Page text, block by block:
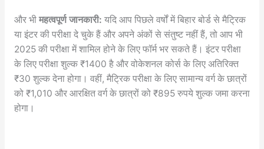
और भी महत्वपूर्ण जानकारी: यदि आप पिछले वर्षों में बिहार बोर्ड से मैट्रिक
या इंटर की परीक्षा दे चुके हैं और अपने अंकों से संतुष्ट नहीं हैं, तो आप भी
2025 की परीक्षा में शामिल होने के लिए फॉर्म भर सकते हैं। इंटर परीक्षा
के लिए परीक्षा शुल्क ₹1400 है और वोकेशनल कोर्स के लिए अतिरिक्त
₹30 शुल्क देना होगा। वहीं, मैट्रिक परीक्षा के लिए सामान्य वर्ग के छात्रों
को ₹1,010 और आरक्षित वर्ग के छात्रों को ₹895 रुपये शुल्क जमा करना
होगा।